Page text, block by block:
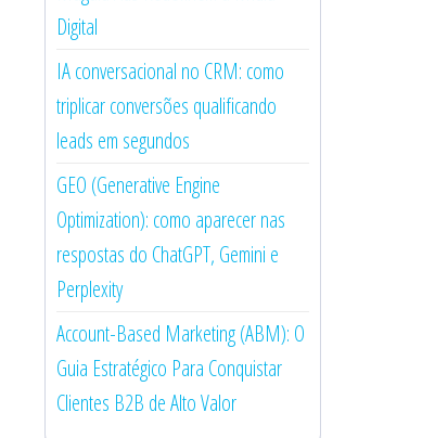
Digital
IA conversacional no CRM: como
triplicar conversões qualificando
leads em segundos
GEO (Generative Engine
Optimization): como aparecer nas
respostas do ChatGPT, Gemini e
Perplexity
Account-Based Marketing (ABM): O
Guia Estratégico Para Conquistar
Clientes B2B de Alto Valor